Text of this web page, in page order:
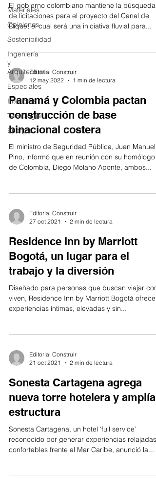
Materiales
Opiniones
Sostenibilidad
Ingeniería
y
Arquitectura
Especiales
Interiores
Tecnología
Energía
El gobierno colombiano mantiene la búsqueda
de licitaciones para el proyecto del Canal de
Dique, el cual será una iniciativa fluvial para...
Editorial Construir
12 may 2022
1 min de lectura
Panamá y Colombia pactan
construcción de base
binacional costera
El ministro de Seguridad Pública, Juan Manuel
Pino, informó que en reunión con su homólogo
de Colombia, Diego Molano Aponte, ambos...
Editorial Construir
27 oct 2021
2 min de lectura
Residence Inn by Marriott
Bogotá, un lugar para el
trabajo y la diversión
Diseñado para personas que buscan viajar
viven, Residence Inn by Marriott Bogotá ofrece
experiencias íntimas, elevadas y sin...
Editorial Construir
21 oct 2021
2 min de lectura
Sonesta Cartagena agrega
nueva torre hotelera y amplía
estructura
Sonesta Cartagena, un hotel ‘full service’
reconocido por generar experiencias relajadas
confortables frente al Mar Caribe, anunció la...